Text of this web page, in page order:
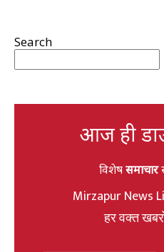
Search
आज ही
विशेषसमाचार
Mirzapur News
हर वक्त